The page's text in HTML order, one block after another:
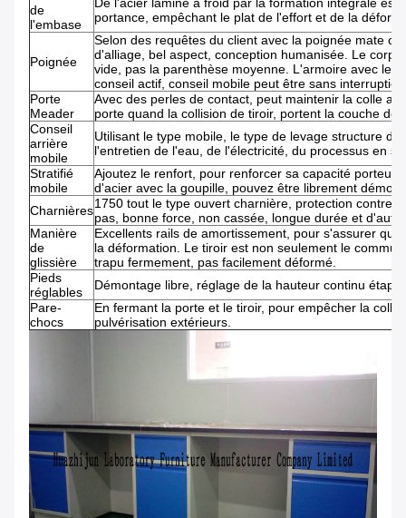
de
l'embase
De l'acier laminé à froid par la formation intégrale
portance, empêchant le plat de l'effort et de la
Poignée
Selon des requêtes du client avec la poignée mate
d'alliage, bel aspect, conception humanisée. Le
vide, pas la parenthèse moyenne. L'armoire avec le
conseil actif, conseil mobile peut être sans
Porte
Meader
Avec des perles de contact, peut maintenir la colle
porte quand la collision de tiroir, portent la couche de
Conseil
arrière
mobile
Utilisant le type mobile, le type de levage structure
l'entretien de l'eau, de l'électricité, du processus en
Stratifié
mobile
Ajoutez le renfort, pour renforcer sa capacité
d'acier avec la goupille, pouvez être librement
Charnières1750 tout le type ouvert charnière, protection contre
pas, bonne force, non cassée, longue durée et
Manière
de
glissière
Excellents rails de amortissement, pour s'assurer
la déformation. Le tiroir est non seulement le
trapu fermement, pas facilement déformé.
Pieds
réglables
Démontage libre, réglage de la hauteur continu
Pare-
chocs
En fermant la porte et le tiroir, pour empêcher la
pulvérisation extérieurs.